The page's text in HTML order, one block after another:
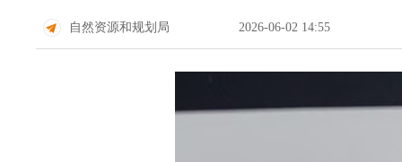
自然资源和规划局 2026-06-02 14:55